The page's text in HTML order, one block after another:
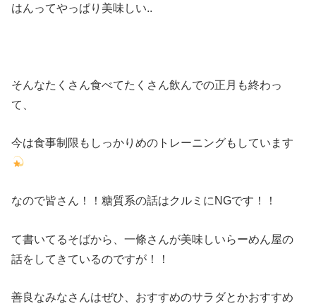
はんってやっぱり美味しい..
そんなたくさん食べてたくさん飲んでの正月も終わっ
て、
今は食事制限もしっかりめのトレーニングもしています
なので皆さん！！糖質系の話はクルミにNGです！！
て書いてるそばから、一條さんが美味しいらーめん屋の
話をしてきているのですが！！
善良なみなさんはぜひ、おすすめのサラダとかおすすめ